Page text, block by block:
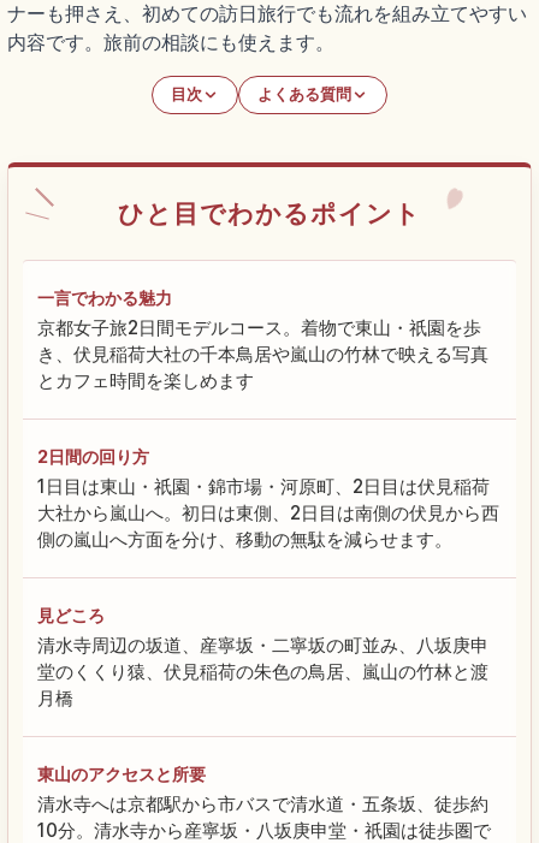
ナーも押さえ、初めての訪日旅行でも流れを組み立てやすい
内容です。旅前の相談にも使えます。
目次 よくある質問
ひと目でわかるポイント
一言でわかる魅力
京都女子旅2日間モデルコース。着物で東山・祇園を歩
き、伏見稲荷大社の千本鳥居や嵐山の竹林で映える写真
とカフェ時間を楽しめます
2日間の回り方
1日目は東山・祇園・錦市場・河原町、2日目は伏見稲荷
大社から嵐山へ。初日は東側、2日目は南側の伏見から西
側の嵐山へ方面を分け、移動の無駄を減らせます。
見どころ
清水寺周辺の坂道、産寧坂・二寧坂の町並み、八坂庚申
堂のくくり猿、伏見稲荷の朱色の鳥居、嵐山の竹林と渡
月橋
東山のアクセスと所要
清水寺へは京都駅から市バスで清水道・五条坂、徒歩約
10分。清水寺から産寧坂・八坂庚申堂・祇園は徒歩圏で